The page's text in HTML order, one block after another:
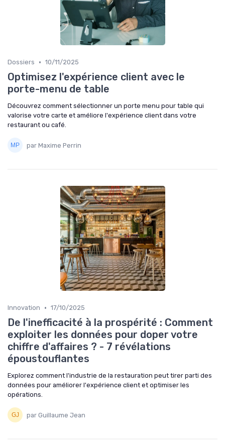
Dossiers • 10/11/2025
Optimisez l'expérience client avec le
porte-menu de table
Découvrez comment sélectionner un porte menu pour table qui
valorise votre carte et améliore l'expérience client dans votre
restaurant ou café.
par Maxime Perrin
Innovation • 17/10/2025
De l'inefficacité à la prospérité : Comment
exploiter les données pour doper votre
chiffre d'affaires ? - 7 révélations
époustouflantes
Explorez comment l'industrie de la restauration peut tirer parti des
données pour améliorer l'expérience client et optimiser les
opérations.
par Guillaume Jean